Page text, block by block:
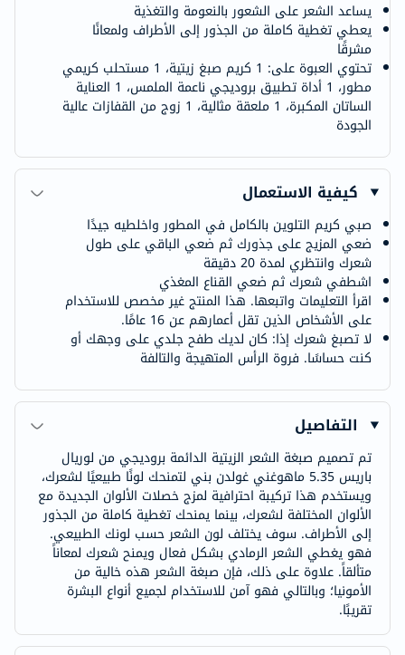
يساعد الشعر على الشعور بالنعومة والتغذية
يعطي تغطية كاملة من الجذور إلى الأطراف ولمعانًا
مشرقًا
تحتوي العبوة على: 1 كريم صبغ زيتية، 1 مستحلب كريمي
مطور، 1 أداة تطبيق بروديجي ناعمة الملمس، 1 العناية
الساتان المكبرة، 1 ملعقة مثالية، 1 زوج من القفازات عالية
الجودة
كيفية الاستعمال
صبي كريم التلوين بالكامل في المطور واخلطيه جيدًا
ضعي المزيج على جذورك ثم ضعي الباقي على طول
شعرك وانتظري لمدة 20 دقيقة
اشطفي شعرك ثم ضعي القناع المغذي
اقرأ التعليمات واتبعها. هذا المنتج غير مخصص للاستخدام
على الأشخاص الذين تقل أعمارهم عن 16 عامًا.
لا تصبغ شعرك إذا: كان لديك طفح جلدي على وجهك أو
كنت حساسًا. فروة الرأس المتهيجة والتالفة
التفاصيل
تم تصميم صبغة الشعر الزيتية الدائمة بروديجي من لوريال
باريس 5.35 ماهوغني غولدن بني لتمنحك لونًا طبيعيًا لشعرك،
ويستخدم هذا تركيبة احترافية لمزج خصلات الألوان الجديدة مع
الألوان المختلفة لشعرك، بينما يمنحك تغطية كاملة من الجذور
إلى الأطراف. سوف يختلف لون الشعر حسب لونك الطبيعي.
فهو يغطي الشعر الرمادي بشكل فعال ويمنح شعرك لمعاناً
متألقاً. علاوة على ذلك، فإن صبغة الشعر هذه خالية من
الأمونيا؛ وبالتالي فهو آمن للاستخدام لجميع أنواع البشرة
تقريبًا.